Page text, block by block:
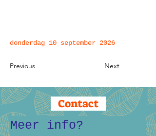
donderdag 10 september 2026
Previous Next
Contact
Meer info?